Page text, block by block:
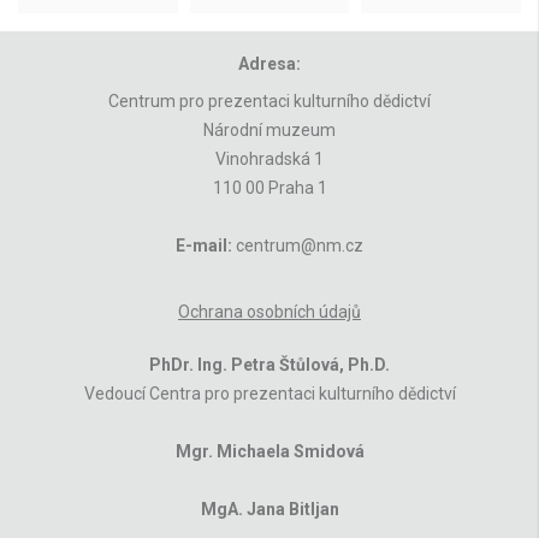
Adresa:
Centrum pro prezentaci kulturního dědictví
Národní muzeum
Vinohradská 1
110 00 Praha 1
E-mail: centrum@nm.cz
Ochrana osobních údajů
PhDr. Ing. Petra Štůlová, Ph.D.
Vedoucí Centra pro prezentaci kulturního dědictví
Mgr. Michaela Smidová
MgA. Jana Bitljan